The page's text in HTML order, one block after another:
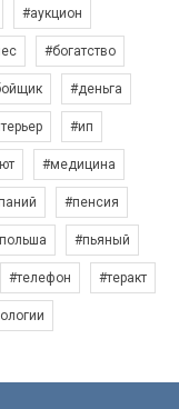
#аукцион
#богатство
#деньга
#ип
#медицина
#пенсия
#пьяный
#телефон #теракт